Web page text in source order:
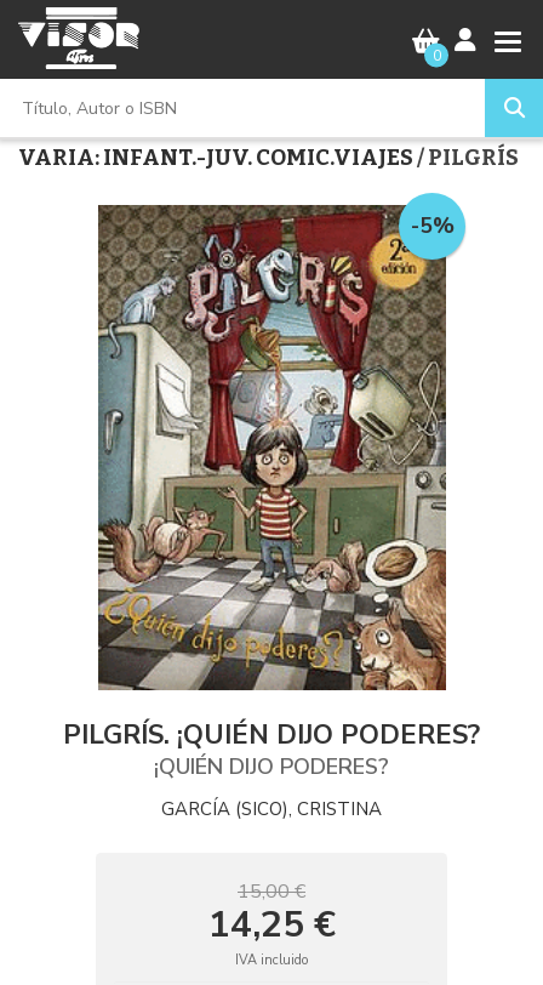
0
VARIA: INFANT.-JUV. COMIC.VIAJES/ PILGRÍS
-5%
PILGRÍS. ¡QUIÉN DIJO PODERES?
¡QUIÉN DIJO PODERES?
GARCÍA (SICO), CRISTINA
15,00 €
14,25 €
IVA incluido